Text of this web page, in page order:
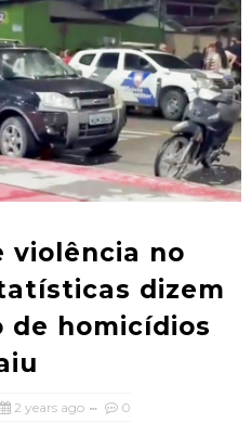
violência no
dizem
de homicídios
2 years ago 0